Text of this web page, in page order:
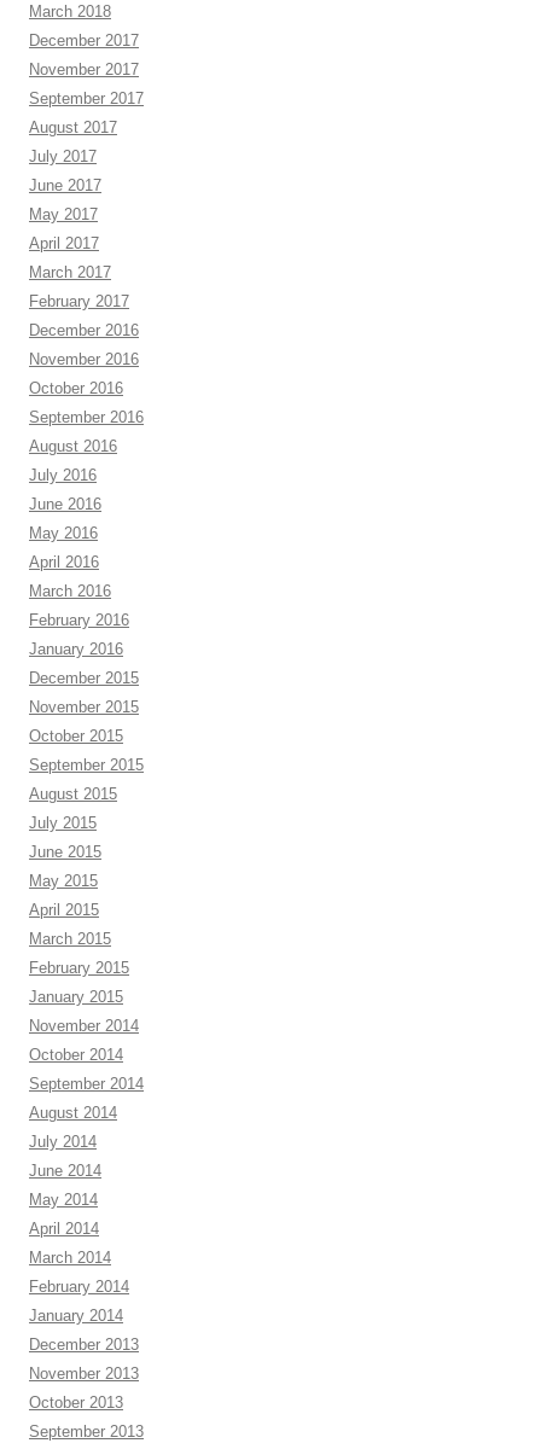
March 2018
December 2017
November 2017
September 2017
August 2017
July 2017
June 2017
May 2017
April 2017
March 2017
February 2017
December 2016
November 2016
October 2016
September 2016
August 2016
July 2016
June 2016
May 2016
April 2016
March 2016
February 2016
January 2016
December 2015
November 2015
October 2015
September 2015
August 2015
July 2015
June 2015
May 2015
April 2015
March 2015
February 2015
January 2015
November 2014
October 2014
September 2014
August 2014
July 2014
June 2014
May 2014
April 2014
March 2014
February 2014
January 2014
December 2013
November 2013
October 2013
September 2013